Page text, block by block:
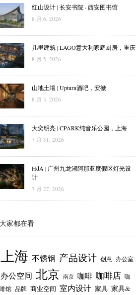
红山设计 | 长安书院 · 西安图书馆
8 月 6, 2026
几里建筑 | LAGO意大利家庭厨房，重庆
8 月 5, 2026
山地土壤 | Upturn酒吧，安徽
8 月 3, 2026
大奕明亮 | CPARK纯音乐公园，上海
7 月 31, 2026
HdA | 广州九龙湖阿那亚度假区灯光设
计
7 月 27, 2026
家都在看
上海 不锈钢 产品设计 创意 办公室
办公空间 北京 南京 咖啡 咖啡店 咖
馆 品牌 商业空间 室内设计 家具 家具&